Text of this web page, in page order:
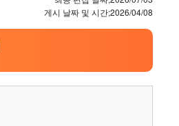
게시 날짜 및 시간;2026/04/08